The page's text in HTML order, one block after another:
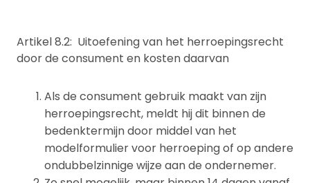
Artikel 8.2: Uitoefening van het herroepingsrecht
door de consument en kosten daarvan
Als de consument gebruik maakt van zijn
herroepingsrecht, meldt hij dit binnen de
bedenktermijn door middel van het
modelformulier voor herroeping of op andere
ondubbelzinnige wijze aan de ondernemer.